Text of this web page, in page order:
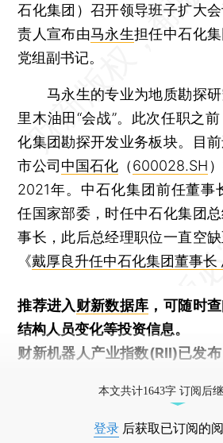
石化集团）召开领导班子扩大
责人宣布由马永生担任中石化集
党组副书记。
马永生的专业为地质勘探研
里木油田“会战”。此次任职之
化集团勘探开发业务板块。目
市公司 中国石化 （600028.SH
2021年。中石化集团前任董事
任国家部委，时任中石化集团
事长，此后总经理职位一直空
《戴厚良升任中石化集团董事长
推荐进入财新数据库 ，可随时
结构人员变化等投资信息。
财新机器人产业指数(RII)已发布
本文共计1643字 订阅后
登录 后获取已订阅的